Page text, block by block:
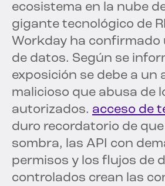
ecosistema en la nube
gigante tecnológico de
Workday ha
de datos. Según se
exposición se debe a un
malicioso que abusa de
autorizados. acceso de
duro recordatorio de que
sombra, las API con
permisos y los flujos de
controlados crean las